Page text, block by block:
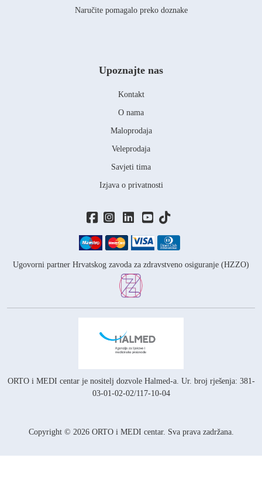
Naručite pomagalo preko doznake
Copyright © 2026 ORTO i MEDI centar. Sva prava zadržana.
Ugovorni partner Hrvatskog zavoda za zdravstveno osiguranje (HZZO)
ORTO i MEDI centar je nositelj dozvole Halmed-a. Ur. broj rješenja: 381-
03-01-02-02/117-10-04
Upoznajte nas
Kontakt
O nama
Maloprodaja
Veleprodaja
Savjeti tima
Izjava o privatnosti